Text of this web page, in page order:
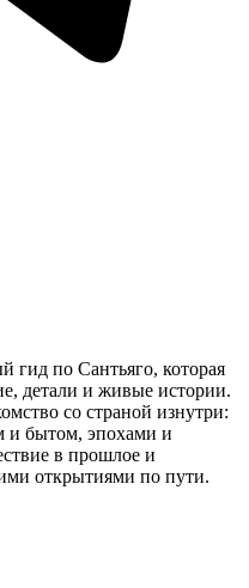
гид по Сантьяго, которая
детали и живые истории.
со страной изнутри:
и бытом, эпохами и
в прошлое и
открытиями по пути.